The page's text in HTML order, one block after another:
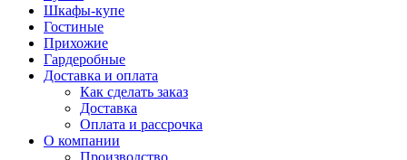
Шкафы-купе
Гостиные
Прихожие
Гардеробные
Доставка и оплата
Как сделать заказ
Доставка
Оплата и рассрочка
О компании
Производство